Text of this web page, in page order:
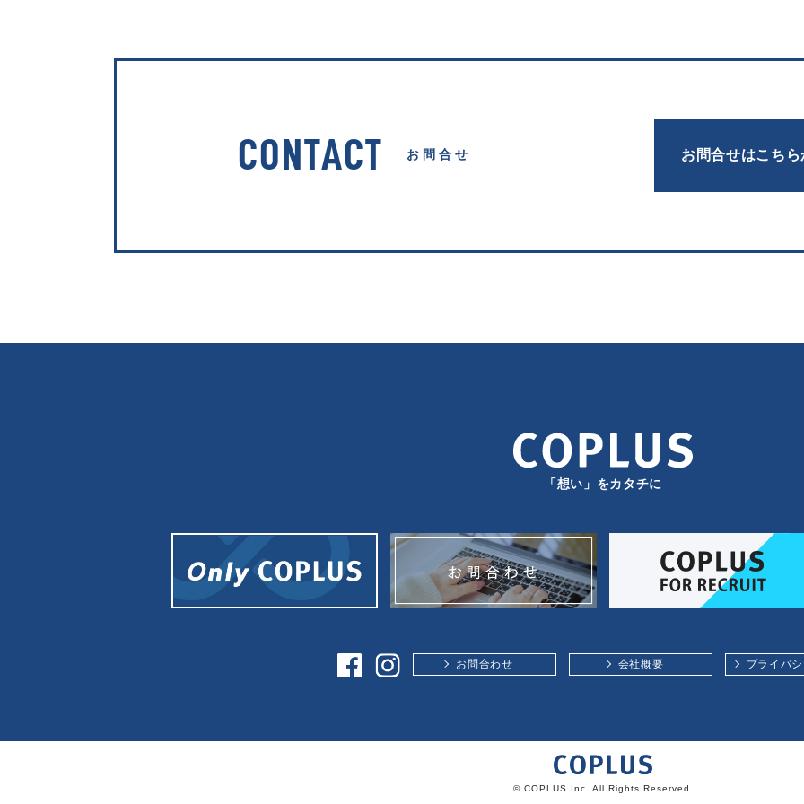
CONTACT お問合せ お問合せはこちら
「想い」をカタチに
お問合わせ 会社概要 プライバ
© COPLUS Inc. All Rights Reserved.